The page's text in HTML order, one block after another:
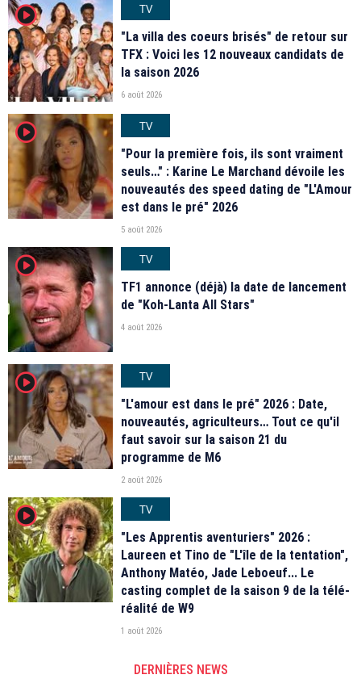
player2
TV
"La villa des coeurs brisés" de retour sur
TFX : Voici les 12 nouveaux candidats de
la saison 2026
6 août 2026
player2
TV
"Pour la première fois, ils sont vraiment
seuls…" : Karine Le Marchand dévoile les
nouveautés des speed dating de "L'Amour
est dans le pré" 2026
5 août 2026
player2
TV
TF1 annonce (déjà) la date de lancement
de "Koh-Lanta All Stars"
4 août 2026
player2
TV
"L'amour est dans le pré" 2026 : Date,
nouveautés, agriculteurs… Tout ce qu'il
faut savoir sur la saison 21 du
programme de M6
2 août 2026
player2
TV
"Les Apprentis aventuriers" 2026 :
Laureen et Tino de "L'île de la tentation",
Anthony Matéo, Jade Leboeuf... Le
casting complet de la saison 9 de la télé-
réalité de W9
1 août 2026
DERNIÈRES NEWS